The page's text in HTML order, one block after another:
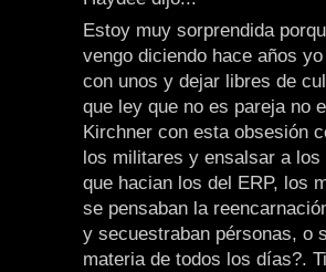
Estoy muy sorprendida
vengo diciendo hace años
con unos y dejar libres de
que ley que no es pareja no
Kirchner con esta obsesión
los militares y ensalsar a
que hacian los del ERP, los
se pensaban la
y secuestraban pérsonas, o
materia de todos los días?.